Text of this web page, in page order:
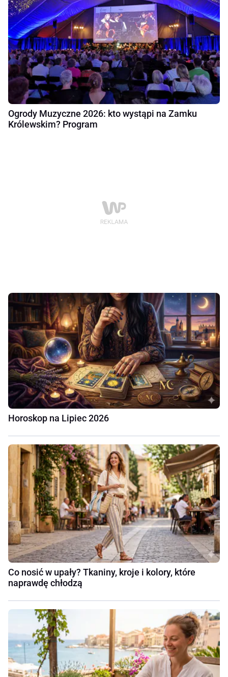
Ogrody Muzyczne 2026: kto wystąpi na Zamku
Królewskim? Program
Horoskop na Lipiec 2026
Co nosić w upały? Tkaniny, kroje i kolory, które
naprawdę chłodzą